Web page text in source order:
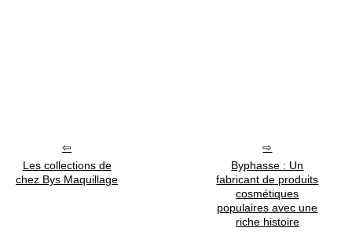
Les collections de
chez Bys Maquillage
Byphasse : Un
fabricant de produits
cosmétiques
populaires avec une
riche histoire